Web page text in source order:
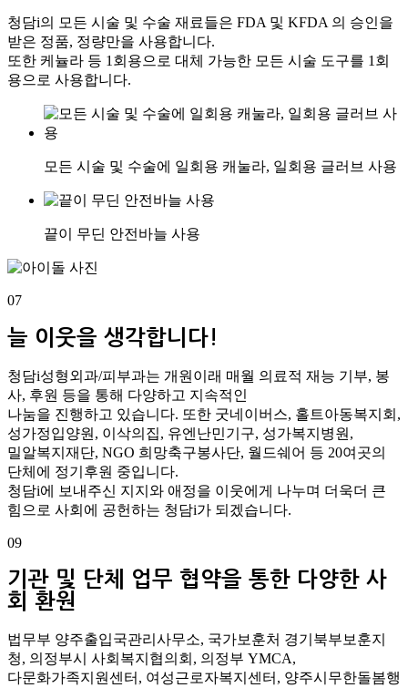
청담i의 모든 시술 및 수술 재료들은 FDA 및 KFDA 의 승인을
받은 정품, 정량만을 사용합니다.
또한 케뉼라 등 1회용으로 대체 가능한 모든 시술 도구를 1회
용으로 사용합니다.
모든 시술 및 수술에 일회용 캐눌라, 일회용 글러브 사용
끝이 무딘 안전바늘 사용
07
늘 이웃을 생각합니다!
청담i성형외과/피부과는 개원이래 매월 의료적 재능 기부, 봉
사, 후원 등을 통해 다양하고 지속적인
나눔을 진행하고 있습니다. 또한 굿네이버스, 홀트아동복지회,
성가정입양원, 이삭의집, 유엔난민기구, 성가복지병원,
밀알복지재단, NGO 희망축구봉사단, 월드쉐어 등 20여곳의
단체에 정기후원 중입니다.
청담i에 보내주신 지지와 애정을 이웃에게 나누며 더욱더 큰
힘으로 사회에 공헌하는 청담i가 되겠습니다.
09
기관 및 단체 업무 협약을 통한 다양한 사
회 환원
법무부 양주출입국관리사무소, 국가보훈처 경기북부보훈지
청, 의정부시 사회복지협의회, 의정부 YMCA,
다문화가족지원센터, 여성근로자복지센터, 양주시무한돌봄행